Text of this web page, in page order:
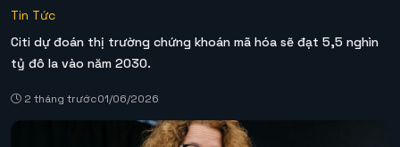
Tin Tức
Citi dự đoán thị trường chứng khoán mã hóa sẽ đạt 5,5 nghìn
tỷ đô la vào năm 2030.
2 tháng trước01/06/2026